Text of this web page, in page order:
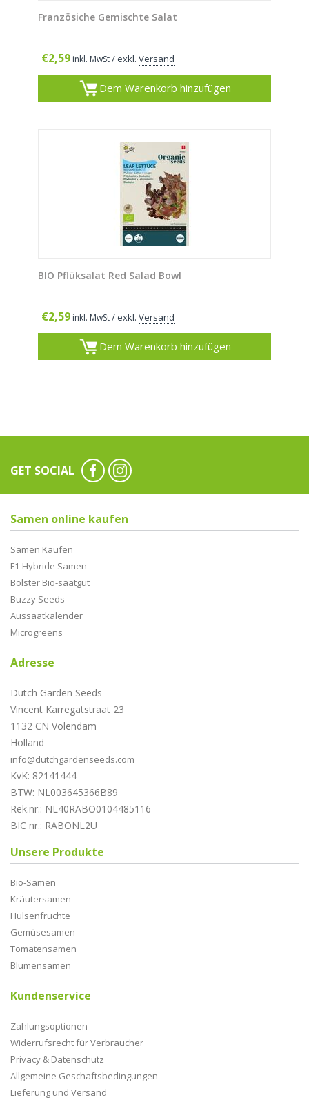
Französiche Gemischte Salat
€2,59 inkl. MwSt/ exkl. Versand
Dem Warenkorb hinzufügen
BIO Pflüksalat Red Salad Bowl
€2,59 inkl. MwSt/ exkl. Versand
Dem Warenkorb hinzufügen
GET SOCIAL
Samen online kaufen
Samen Kaufen
F1-Hybride Samen
Bolster Bio-saatgut
Buzzy Seeds
Aussaatkalender
Microgreens
Adresse
Dutch Garden Seeds
Vincent Karregatstraat 23
1132 CN Volendam
Holland
info@dutchgardenseeds.com
KvK: 82141444
BTW: NL003645366B89
Rek.nr.: NL40RABO0104485116
BIC nr.: RABONL2U
Unsere Produkte
Bio-Samen
Kräutersamen
Hülsenfrüchte
Gemüsesamen
Tomatensamen
Blumensamen
Kundenservice
Zahlungsoptionen
Widerrufsrecht für Verbraucher
Privacy & Datenschutz
Allgemeine Geschaftsbedingungen
Lieferung und Versand